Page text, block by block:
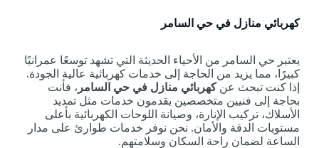
كهربائي منازل في حي السامر
يعتبر حي السامر من الأحياء الحديثة التي تشهد توسعًا عمرانيًا
كبيرًا، مما يزيد من الحاجة إلى خدمات كهربائية عالية الجودة.
إذا كنت تبحث عنكهربائي منازل في حي السامر ، فأنت
بحاجة إلى فنيين متخصصين يقدمون خدمات مثل تمديد
الأسلاك، تركيب الإنارة، وصيانة اللوحات الكهربائية بأعلى
مستويات الدقة والأمان. نحن نوفر خدمات طوارئ على مدار
الساعة لضمان راحة السكان وسلامتهم.